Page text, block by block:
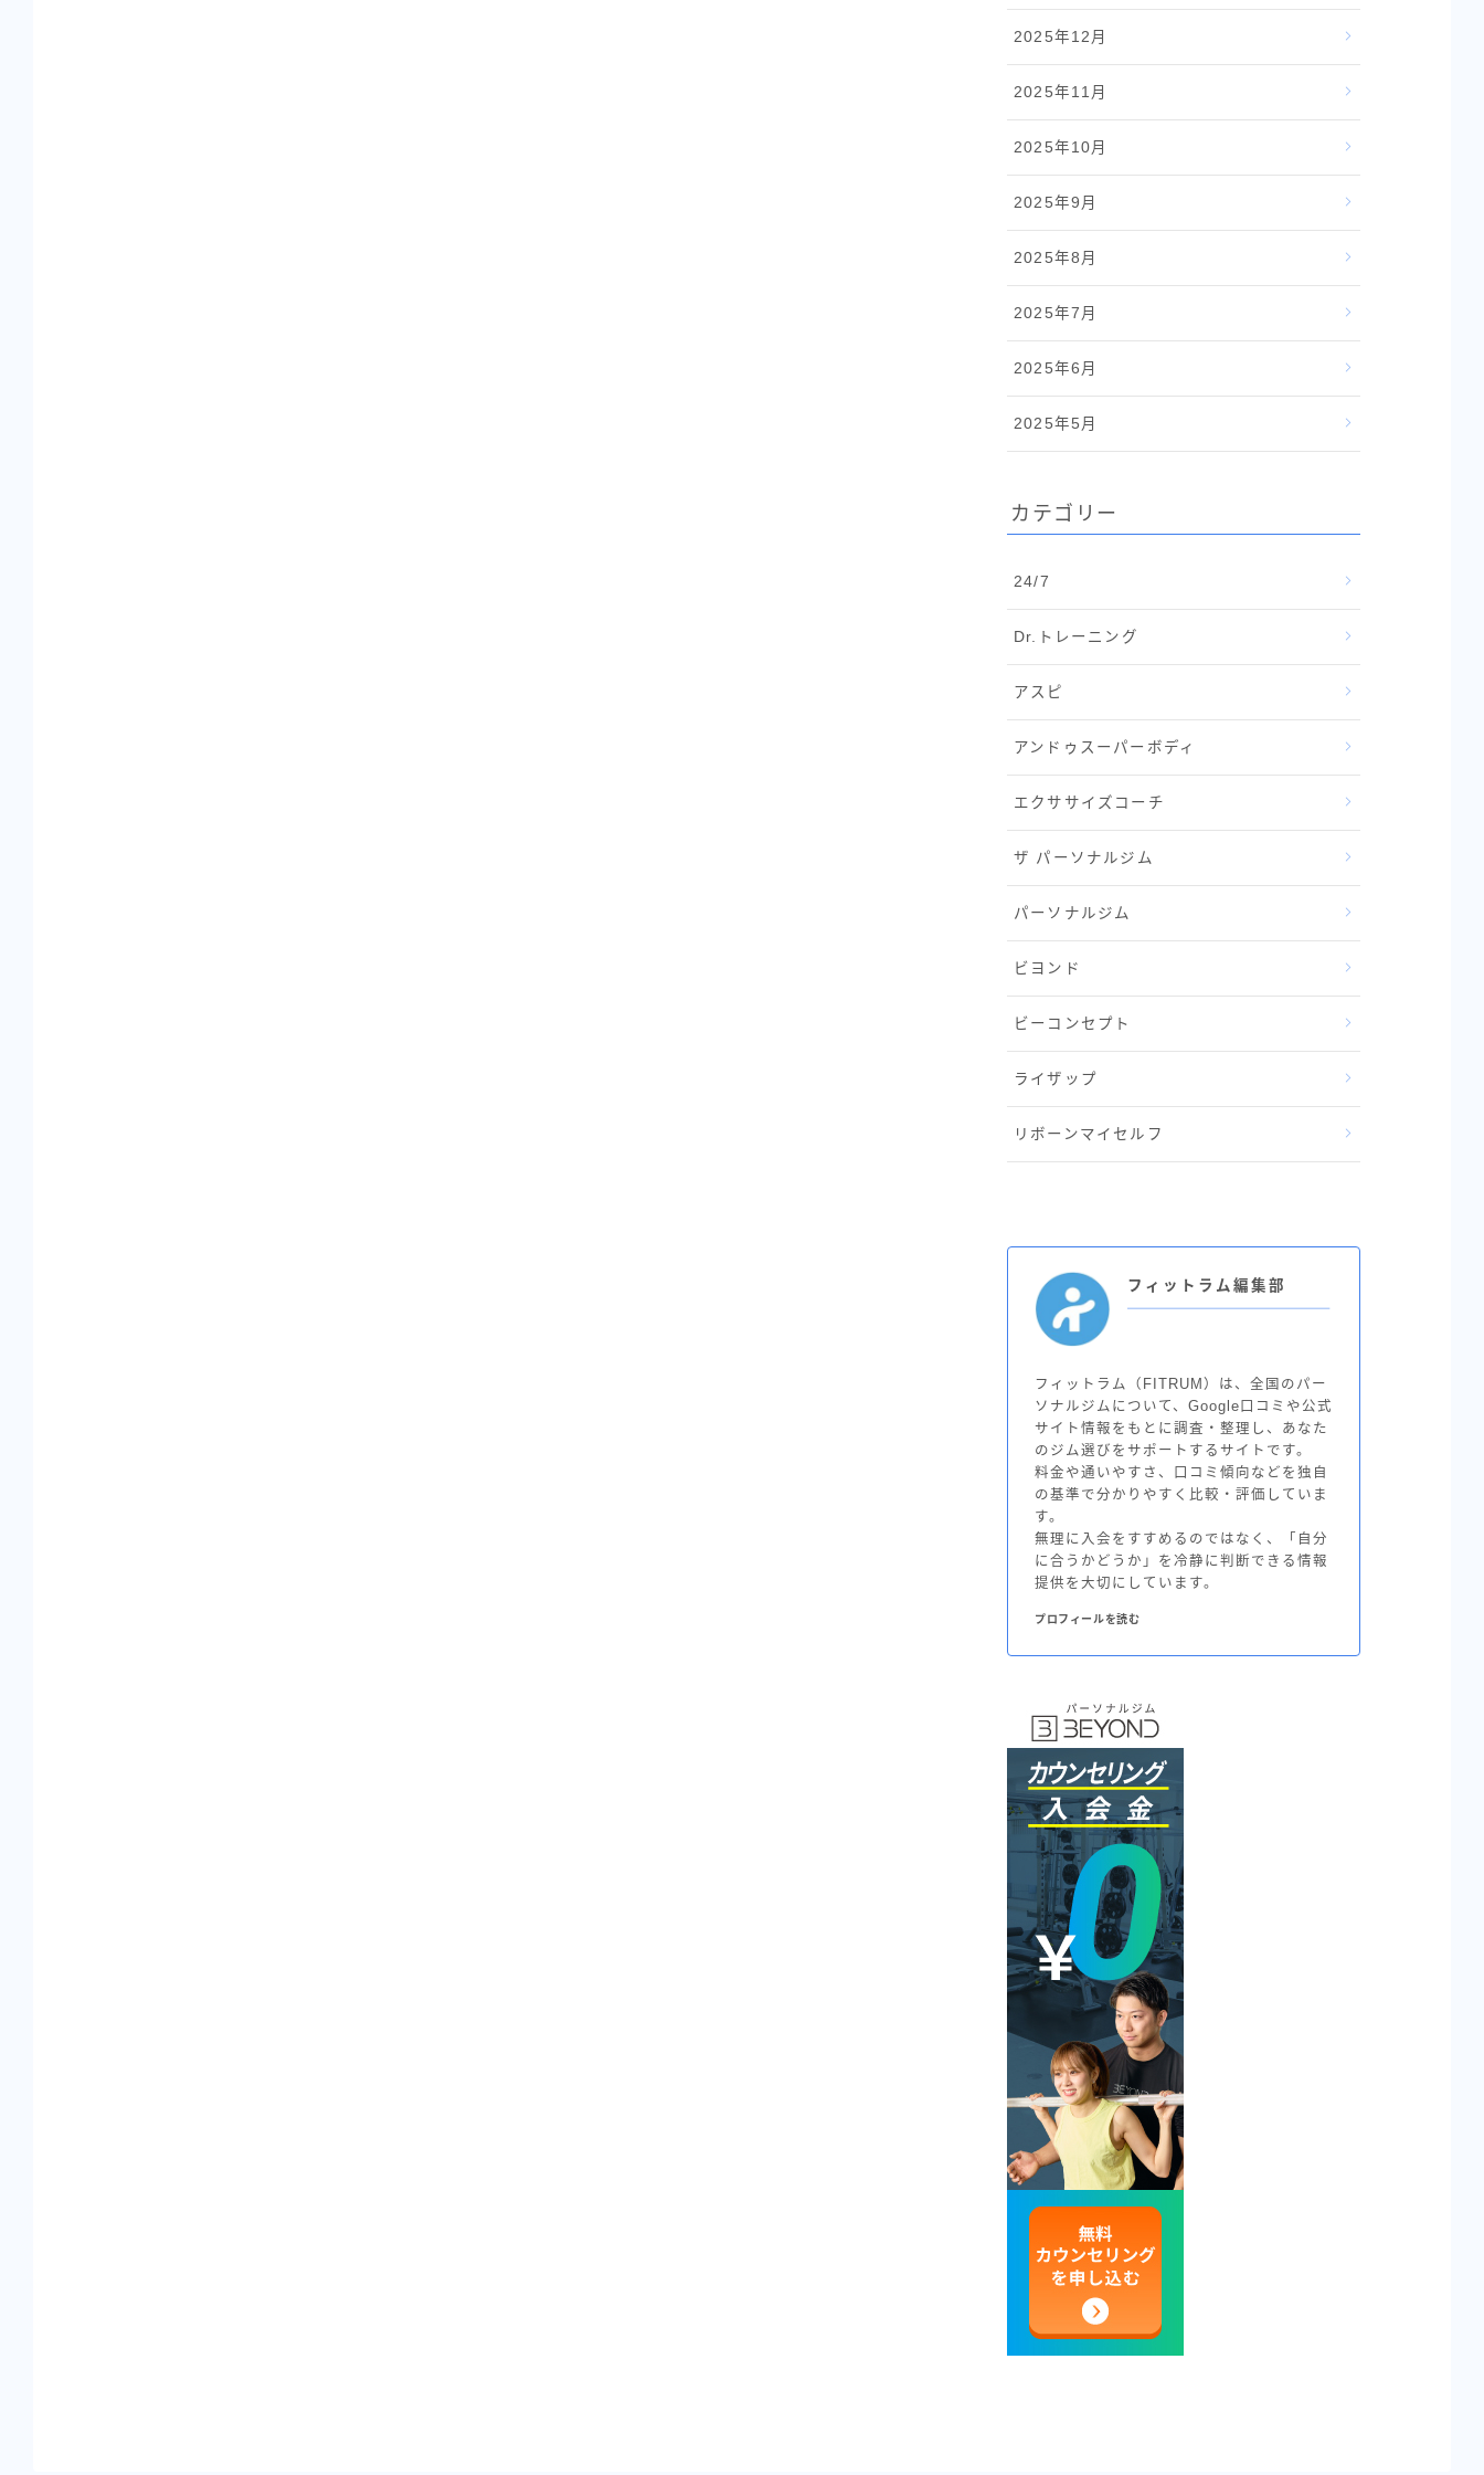
2025年12月
2025年11月
2025年10月
2025年9月
2025年8月
2025年7月
2025年6月
2025年5月
カテゴリー
24/7
Dr.トレーニング
アスピ
アンドゥスーパーボディ
エクササイズコーチ
ザ パーソナルジム
パーソナルジム
ビヨンド
ビーコンセプト
ライザップ
リボーンマイセルフ
フィットラム編集部
フィットラム（FITRUM）は、全国のパー
ソナルジムについて、Google口コミや公式
サイト情報をもとに調査・整理し、あなた
のジム選びをサポートするサイトです。
料金や通いやすさ、口コミ傾向などを独自
の基準で分かりやすく比較・評価していま
す。
無理に入会をすすめるのではなく、「自分
に合うかどうか」を冷静に判断できる情報
提供を大切にしています。
プロフィールを読む